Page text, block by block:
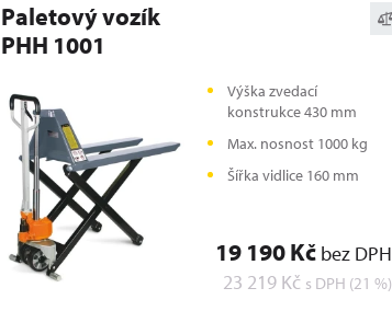
Paletový vozík
PHH 1001
Výška zvedací
konstrukce 430 mm
Max. nosnost 1000 kg
Šířka vidlice 160 mm
19 190 Kč bez DPH
23 219 Kč s DPH (21 %)